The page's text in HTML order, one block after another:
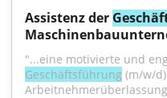
Assistenz der
Geschäftsführung (m/w/